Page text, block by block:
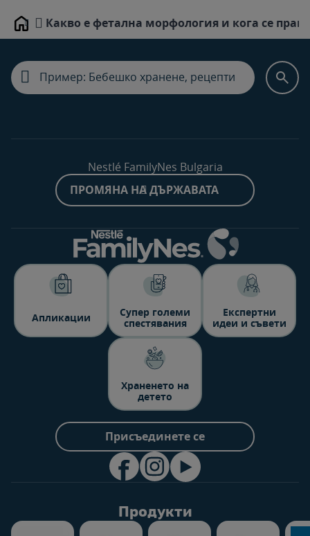
Home Какво е фетална морфология и кога се
Nestlé FamilyNes Bulgaria
ПРОМЯНА НА ДЪРЖАВАТА
Aпликации
Супер големи
спестявания
Експертни
идеи и съвети
Храненето на
детето
Присъединете се
Продукти